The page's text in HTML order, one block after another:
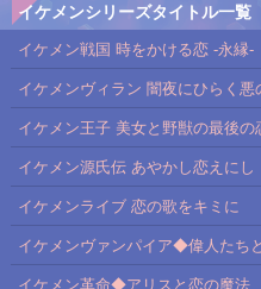
イケメンシリーズタイトル一覧
イケメン戦国 時をかける恋 -永縁-
イケメンヴィラン 闇夜にひらく悪
イケメン王子 美女と野獣の最後の
イケメン源氏伝 あやかし恋えにし
イケメンライブ 恋の歌をキミに
イケメンヴァンパイア◆偉人たち
イケメン革命◆アリスと恋の魔法